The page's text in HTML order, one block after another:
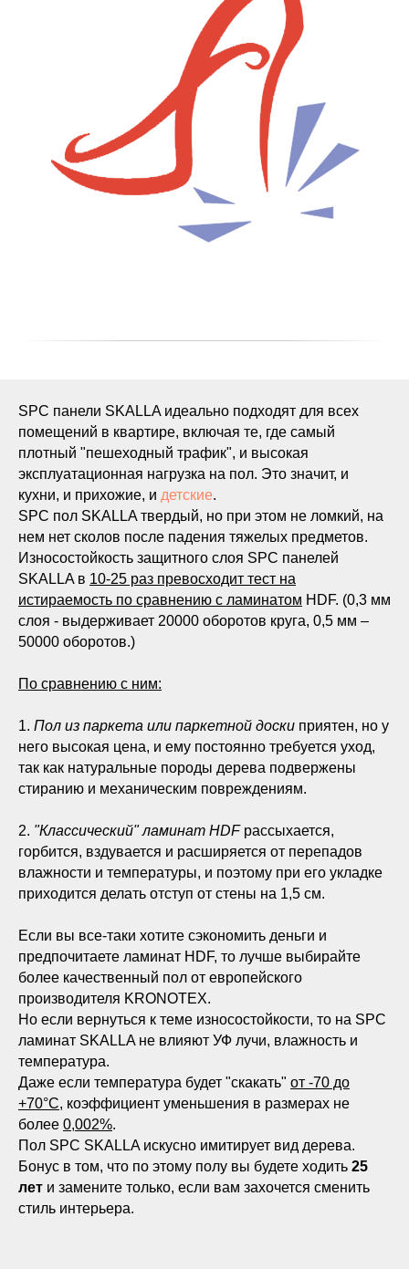
SPC панели SKALLA идеально подходят для всех
помещений в квартире, включая те, где самый
плотный "пешеходный трафик", и высокая
эксплуатационная нагрузка на пол. Это значит, и
кухни, и прихожие, и детские.
SPC пол SKALLA твердый, но при этом не ломкий, на
нем нет сколов после падения тяжелых предметов.
Износостойкость защитного слоя SPC панелей
SKALLA в 10-25 раз превосходит тест на
истираемость по сравнению с ламинатом HDF. (0,3 мм
слоя - выдерживает 20000 оборотов круга, 0,5 мм –
50000 оборотов.)
По сравнению с ним:
1. Пол из паркета или паркетной доски приятен, но у
него высокая цена, и ему постоянно требуется уход,
так как натуральные породы дерева подвержены
стиранию и механическим повреждениям.
2. "Классический" ламинат HDFрассыхается,
горбится, вздувается и расширяется от перепадов
влажности и температуры, и поэтому при его укладке
приходится делать отступ от стены на 1,5 см.
Если вы все-таки хотите сэкономить деньги и
предпочитаете ламинат HDF, то лучше выбирайте
более качественный пол от европейского
производителя KRONOTEX.
Но если вернуться к теме износостойкости, то на SPC
ламинат SKALLA не влияют УФ лучи, влажность и
температура.
Даже если температура будет "скакать" от -70 до
+70°С, коэффициент уменьшения в размерах не
более 0,002%.
Пол SPC SKALLA искусно имитирует вид дерева.
Бонус в том, что по этому полу вы будете ходить 25
лет и замените только, если вам захочется сменить
стиль интерьера.